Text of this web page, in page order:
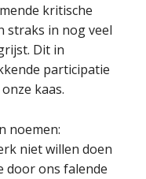
kritische
straks in nog veel
Dit in
participatie
kaas.
noemen:
niet willen doen
door ons falende